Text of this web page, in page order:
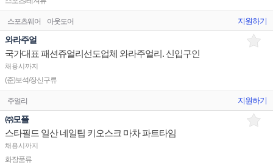
스포츠웨어 아웃도어 지원하기
와라주얼
국가대표 패션쥬얼리선도업체 와라주얼리. 신입구인
채용시까지
(준)보석/장신구류
주얼리 지원하기
㈜모플
스타필드 일산 네일팁 키오스크 마차 파트타임
채용시까지
화장품류